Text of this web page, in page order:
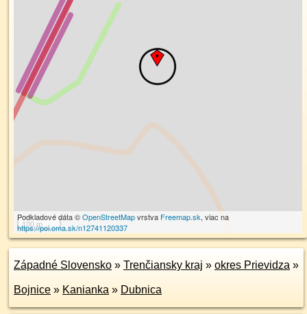
100 m
Podkladové dáta ©OpenStreetMapvrstva Freemap.sk, viac na
https://poi.oma.sk/n12741120337
Západné Slovensko » Trenčiansky kraj » okres Prievidza »
Bojnice » Kanianka » Dubnica